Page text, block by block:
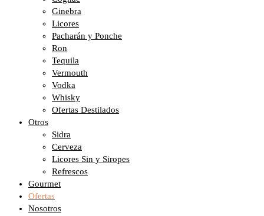
Ginebra
Licores
Pacharán y Ponche
Ron
Tequila
Vermouth
Vodka
Whisky
Ofertas Destilados
Otros
Sidra
Cerveza
Licores Sin y Siropes
Refrescos
Gourmet
Ofertas
Nosotros